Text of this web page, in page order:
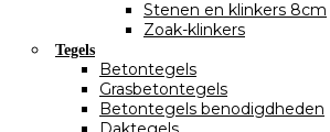
Stenen en klinkers 8cm
Zoak-klinkers
Tegels
Betontegels
Grasbetontegels
Betontegels benodigdheden